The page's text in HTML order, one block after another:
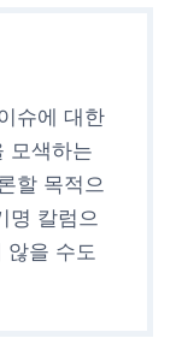
슈에 대한
모색하는
할 목적으
명 칼럼으
않을 수도